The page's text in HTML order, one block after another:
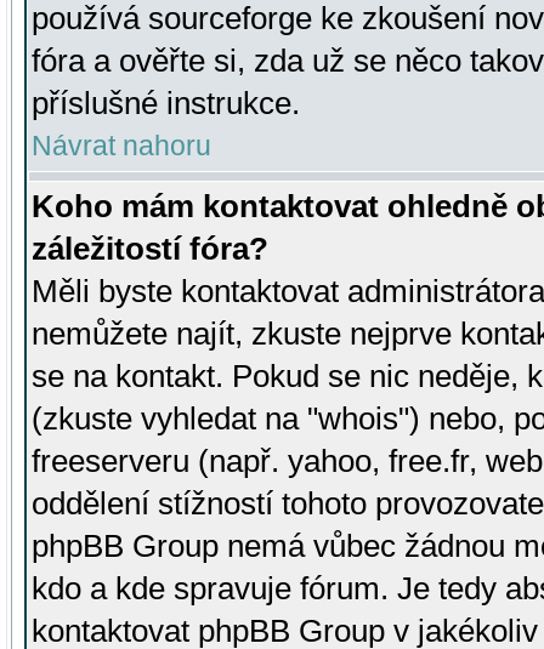
používá sourceforge ke zkoušení
fóra a ověřte si, zda už se něco
příslušné instrukce.
Návrat nahoru
Koho mám kontaktovat ohledně
záležitostí fóra?
Měli byste kontaktovat
nemůžete najít, zkuste nejprve
se na kontakt. Pokud se nic neděje,
(zkuste vyhledat na "whois") nebo,
freeserveru (např. yahoo, free.fr,
oddělení stížností tohoto
phpBB Group nemá vůbec žádnou
kdo a kde spravuje fórum. Je tedy
kontaktovat phpBB Group v